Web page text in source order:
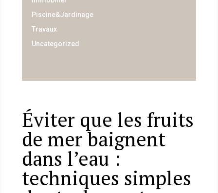
Piscine&Jardinage
Travaux
Uncategorized
Éviter que les fruits
de mer baignent
dans l’eau :
techniques simples